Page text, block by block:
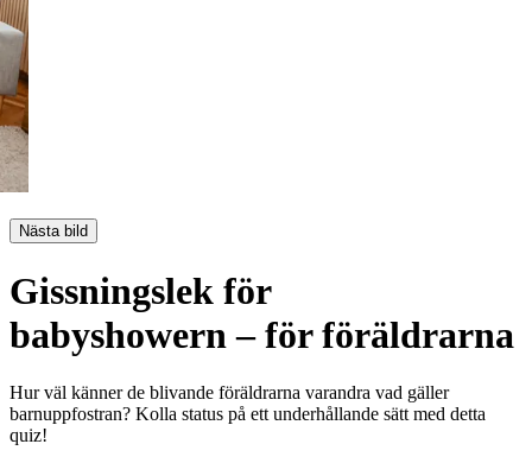
Nästa bild
Gissningslek för
babyshowern – för föräldrarna
Hur väl känner de blivande föräldrarna varandra vad gäller
barnuppfostran? Kolla status på ett underhållande sätt med detta
quiz!